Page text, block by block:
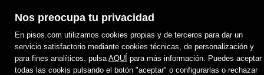
Nos preocupa tu privacidad
En pisos.com utilizamos cookies propias y de terceros para dar un
servicio satisfactorio mediante cookies técnicas, de personalización y
para fines analíticos. pulsaAQUÍ para más información. Puedes aceptar
todas las cookis pulsando el botón "aceptar" o configurarlas o rechazar